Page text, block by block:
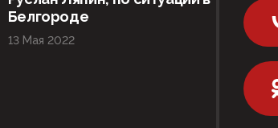
Белгороде
13 Мая 2022